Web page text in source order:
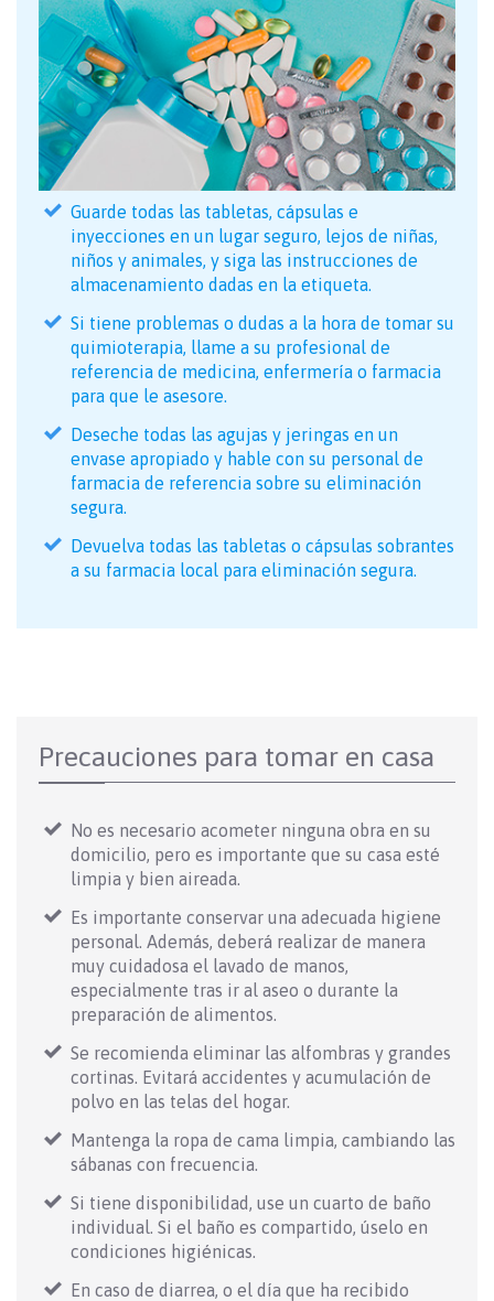
Guarde todas las tabletas, cápsulas e
inyecciones en un lugar seguro, lejos de niñas,
niños y animales, y siga las instrucciones de
almacenamiento dadas en la etiqueta.
Si tiene problemas o dudas a la hora de tomar su
quimioterapia, llame a su profesional de
referencia de medicina, enfermería o farmacia
para que le asesore.
Deseche todas las agujas y jeringas en un
envase apropiado y hable con su personal de
farmacia de referencia sobre su eliminación
segura.
Devuelva todas las tabletas o cápsulas sobrantes
a su farmacia local para eliminación segura.
Precauciones para tomar en casa
No es necesario acometer ninguna obra en su
domicilio, pero es importante que su casa esté
limpia y bien aireada.
Es importante conservar una adecuada higiene
personal. Además, deberá realizar de manera
muy cuidadosa el lavado de manos,
especialmente tras ir al aseo o durante la
preparación de alimentos.
Se recomienda eliminar las alfombras y grandes
cortinas. Evitará accidentes y acumulación de
polvo en las telas del hogar.
Mantenga la ropa de cama limpia, cambiando las
sábanas con frecuencia.
Si tiene disponibilidad, use un cuarto de baño
individual. Si el baño es compartido, úselo en
condiciones higiénicas.
En caso de diarrea, o el día que ha recibido